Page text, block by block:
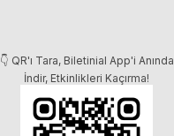
👇 QR'ı Tara, Biletinial App'i Anında
İndir, Etkinlikleri Kaçırma!